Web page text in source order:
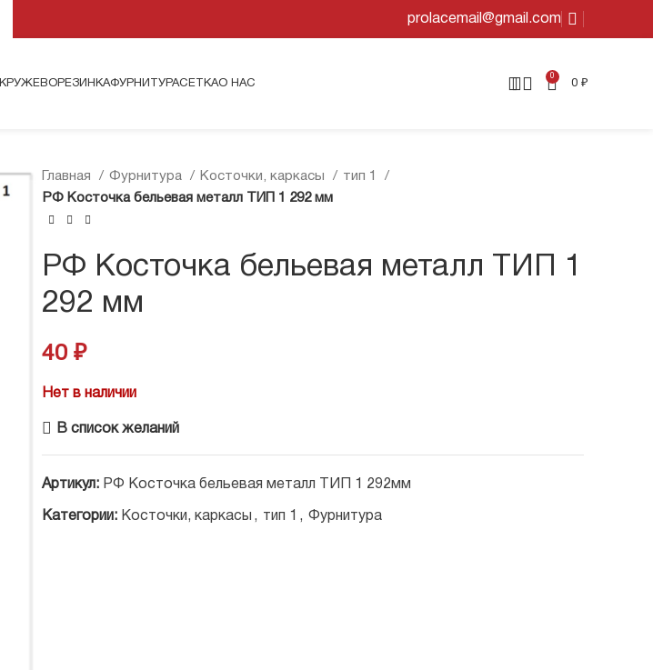
prolacemail@gmail.com
КРУЖЕВОРЕЗИНКАФУРНИТУРАСЕТКАО НАС
0
0 ₽
Главная Фурнитура Косточки, каркасы
тип 1
РФ Косточка бельевая металл ТИП 1 292 мм
РФ Косточка бельевая металл ТИП 1
292 мм
40 ₽
Нет в наличии
В список желаний
Артикул: РФ Косточка бельевая металл ТИП 1 292мм
Категории: Косточки, каркасы , тип 1 , Фурнитура